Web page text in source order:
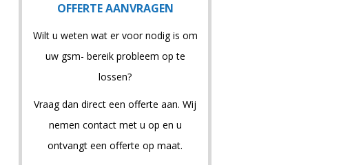
OFFERTE AANVRAGEN
Wilt u weten wat er voor nodig is om
uw gsm- bereik probleem op te
lossen?
Vraag dan direct een offerte aan. Wij
nemen contact met u op en u
ontvangt een offerte op maat.